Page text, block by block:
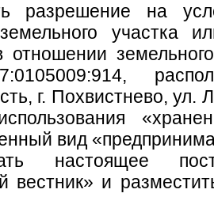
разрешение на
участка
отношении
г. Похвистнево, ул.
вид
настоящее
вестник» и